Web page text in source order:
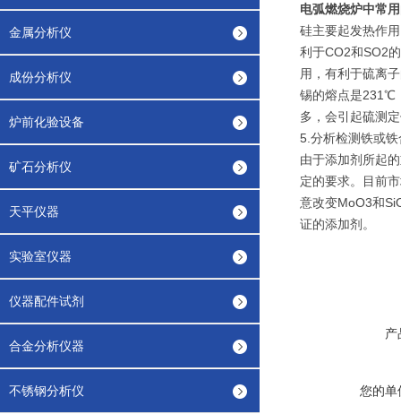
金属分析仪
成份分析仪
炉前化验设备
矿石分析仪
天平仪器
实验室仪器
仪器配件试剂
合金分析仪器
不锈钢分析仪
电弧燃烧炉中常
硅主要起发热作
利于CO2和SO2
用，有利于硫离
锡的熔点是231℃
多，会引起硫测
5.分析检测铁或
由于添加剂所起
定的要求。目前
意改变MoO3和
证的添加剂。
产
您的单